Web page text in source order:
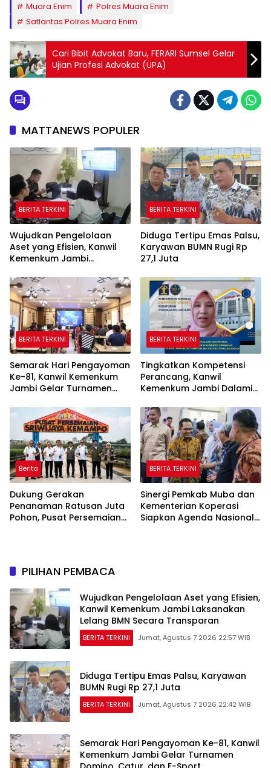
Muara Enim
Polres Muara Enim
Satlantas Polres Muara Enim
Cari Bibit Advokat Baru, FERARI Sumsel Gelar
Ujian Profesi Advokat (UPA)
MATTANEWS POPULER
BERITA TERKINI
Wujudkan Pengelolaan
Aset yang Efisien, Kanwil
Kemenkum Jambi
Secara Transparan
BERITA TERKINI
Diduga Tertipu Emas Palsu,
Karyawan BUMN Rugi Rp
27,1 Juta
BERITA TERKINI
Semarak Hari Pengayoman
Ke-81, Kanwil Kemenkum
Jambi Gelar Turnamen
BERITA TERKINI
Tingkatkan Kompetensi
Perancang, Kanwil
Kemenkum Jambi Dalami
Peraturan Perundang-
undangan
Berita
Dukung Gerakan
Penanaman Ratusan Juta
Pohon, Pusat Persemaian
BERITA TERKINI
Sinergi Pemkab Muba dan
Kementerian Koperasi
Siapkan Agenda Nasional
PILIHAN PEMBACA
Wujudkan Pengelolaan Aset yang Efisien,
Kanwil Kemenkum Jambi Laksanakan
Lelang BMN Secara Transparan
BERITA TERKINI Jumat, Agustus 7 2026 22:57 WIB
Diduga Tertipu Emas Palsu, Karyawan
BUMN Rugi Rp 27,1 Juta
BERITA TERKINI Jumat, Agustus 7 2026 22:42 WIB
Semarak Hari Pengayoman Ke-81, Kanwil
Kemenkum Jambi Gelar Turnamen